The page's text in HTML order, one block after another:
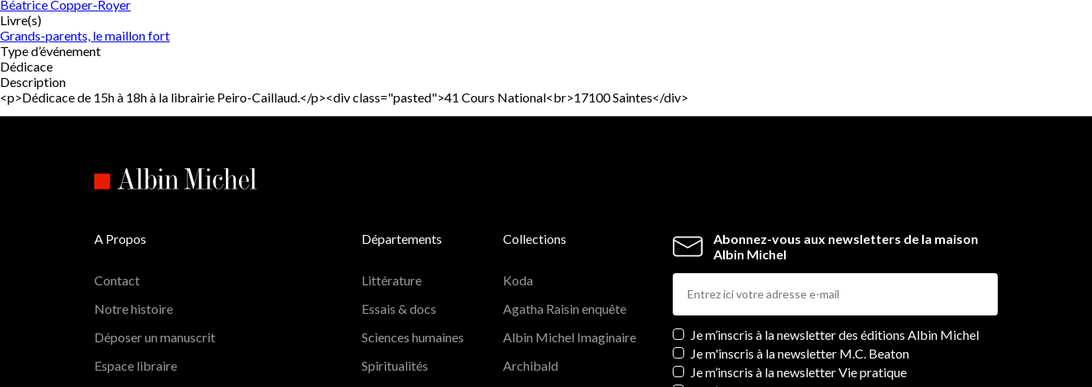
Béatrice Copper-Royer
Livre(s)
Grands-parents, le maillon fort
Type d’événement
Dédicace
Description
<p>Dédicace de 15h à 18h à la librairie Peiro-Caillaud.</p><div class="pasted">41 Cours National<br>17100 Saintes</div>
Abonnez-vous aux newsletters de la maison
Albin Michel
Newsletters
Je m’inscris à la newsletter des éditions Albin Michel
Je m'inscris à la newsletter M.C. Beaton
Je m’inscris à la newsletter Vie pratique
A Propos
Contact
Notre histoire
Déposer un manuscrit
Espace libraire
Départements
Littérature
Essais & docs
Sciences humaines
Spiritualités
Collections
Koda
Agatha Raisin enquête
Albin Michel Imaginaire
Archibald